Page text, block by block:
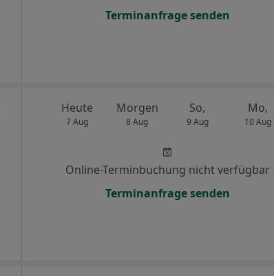
Terminanfrage senden
Heute
7 Aug
Morgen
8 Aug
So,
9 Aug
Mo,
10 Aug
Online-Terminbuchung nicht verfügbar
Terminanfrage senden